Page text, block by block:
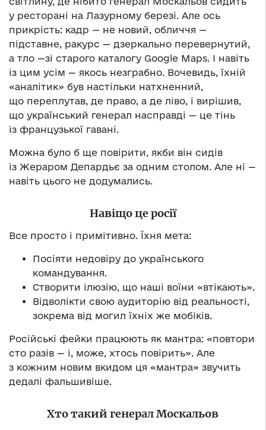
у ресторані на Лазурному березі. Але ось
прикрість: кадр — не новий, обличчя —
підставне, ракурс — дзеркально перевернутий,
а тло —зі старого каталогу Google Maps. І навіть
із цим усім — якось незграбно. Вочевидь, їхній
«аналітик» був настільки натхненний,
що переплутав, де право, а де ліво, і вирішив,
що український генерал насправді — це тінь
із французької гавані.
Можна було б ще повірити, якби він сидів
із Жераром Депардьє за одним столом. Але ні —
навіть цього не додумались.
Навіщо це росії
Все просто і примітивно. Їхня мета:
Посіяти недовіру до українського
командування.
Створити ілюзію, що наші воїни «втікають».
Відволікти свою аудиторію від реальності,
зокрема від могил їхніх же мобіків.
Російські фейки працюють як мантра: «повтори
сто разів — і, може, хтось повірить». Але
з кожним новим вкидом ця «мантра» звучить
дедалі фальшивіше.
Хто такий генерал Москальов